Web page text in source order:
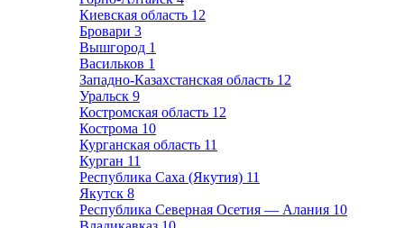
Киевская область 12
Бровари 3
Вышгород 1
Васильков 1
Западно-Казахстанская область 12
Уральск 9
Костромская область 12
Кострома 10
Курганская область 11
Курган 11
Республика Саха (Якутия) 11
Якутск 8
Республика Северная Осетия — Алания 10